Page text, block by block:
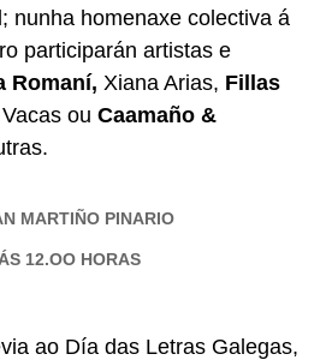
nunha homenaxe colectiva á
participarán artistas e
Romaní, Xiana Arias, Fillas
ou Caamaño &
MARTIÑO PINARIO
12.OO HORAS
ao Día das Letras Galegas,